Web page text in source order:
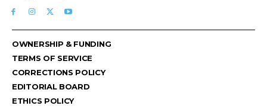
OWNERSHIP & FUNDING
TERMS OF SERVICE
CORRECTIONS POLICY
EDITORIAL BOARD
ETHICS POLICY